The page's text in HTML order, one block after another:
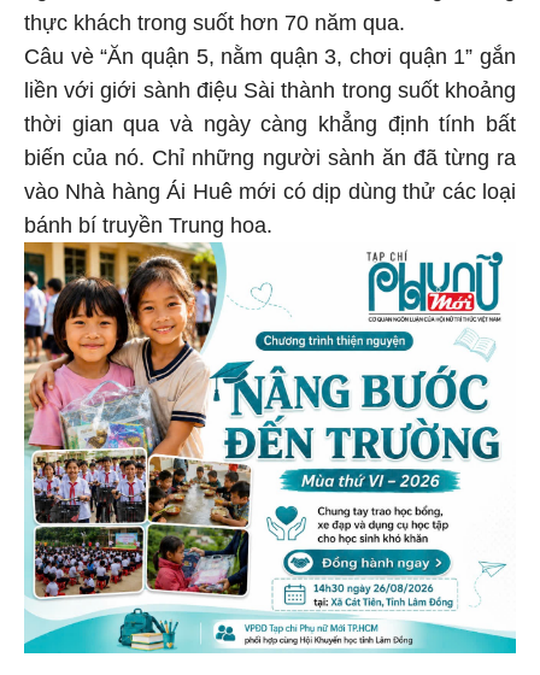
thực khách trong suốt hơn 70 năm qua.
Câu vè “Ăn quận 5, nằm quận 3, chơi quận 1” gắn
liền với giới sành điệu Sài thành trong suốt khoảng
thời gian qua và ngày càng khẳng định tính bất
biến của nó. Chỉ những người sành ăn đã từng ra
vào Nhà hàng Ái Huê mới có dịp dùng thử các loại
bánh bí truyền Trung hoa.